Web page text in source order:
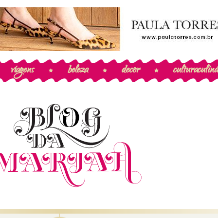
viagens beleza decor cultura